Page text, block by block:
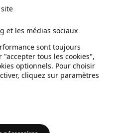
et les médias sociaux
sont toujours
tous les cookies",
optionnels. Pour choisir
cliquez sur paramètres